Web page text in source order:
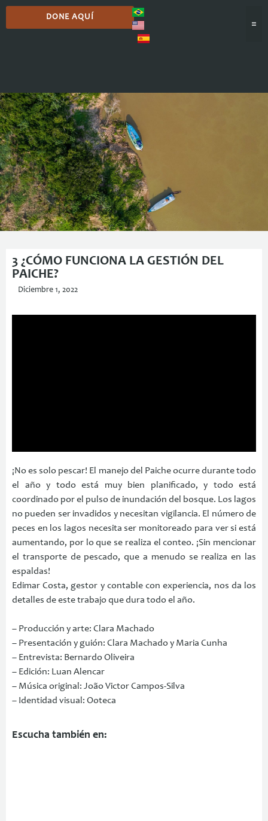
DONE AQUÍ
3 ¿CÓMO FUNCIONA LA GESTIÓN DEL
PAICHE?
Diciembre 1, 2022
¡No es solo pescar! El manejo del Paiche ocurre durante todo
el año y todo está muy bien planificado, y todo está
coordinado por el pulso de inundación del bosque. Los lagos
no pueden ser invadidos y necesitan vigilancia. El número de
peces en los lagos necesita ser monitoreado para ver si está
aumentando, por lo que se realiza el conteo. ¡Sin mencionar
el transporte de pescado, que a menudo se realiza en las
espaldas!
Edimar Costa, gestor y contable con experiencia, nos da los
detalles de este trabajo que dura todo el año.
– Producción y arte: Clara Machado
– Presentación y guión: Clara Machado y Maria Cunha
– Entrevista: Bernardo Oliveira
– Edición: Luan Alencar
– Música original: João Victor Campos-Silva
– Identidad visual: Ooteca
Escucha también en: